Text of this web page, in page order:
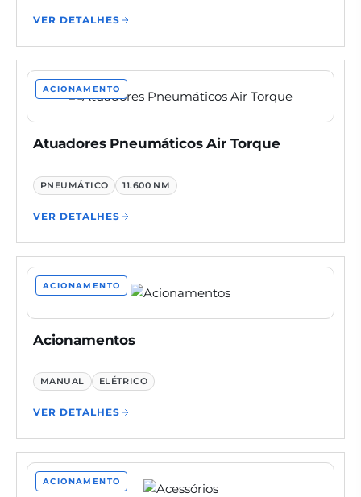
VER DETALHES
ACIONAMENTO
Atuadores Pneumáticos Air Torque
PNEUMÁTICO 11.600 NM
VER DETALHES
ACIONAMENTO
Acionamentos
MANUAL ELÉTRICO
VER DETALHES
ACIONAMENTO